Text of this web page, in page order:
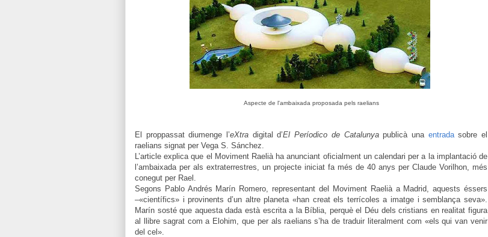
Aspecte de l'ambaixada proposada pels raelians
El proppassat diumenge l’eXtra digital d’El Períodico de Catalunyapublicà una entradasobre el
raelians signat per Vega S. Sánchez.
L’article explica que el Moviment Raelià ha anunciant oficialment un calendari per a la implantació de
l’ambaixada per als extraterrestres, un projecte iniciat fa més de 40 anys per Claude Vorilhon, més
conegut per Rael.
Segons Pablo Andrés Marín Romero, representant del Moviment Raelià a Madrid, aquests éssers
–«científics» i provinents d’un altre planeta «han creat els terrícoles a imatge i semblança seva».
Marín sosté que aquesta dada està escrita a la Bíblia, perquè el Déu dels cristians en realitat figura
al llibre sagrat com a Elohim, que per als raelians s’ha de traduir literalment com «els qui van venir
del cel».